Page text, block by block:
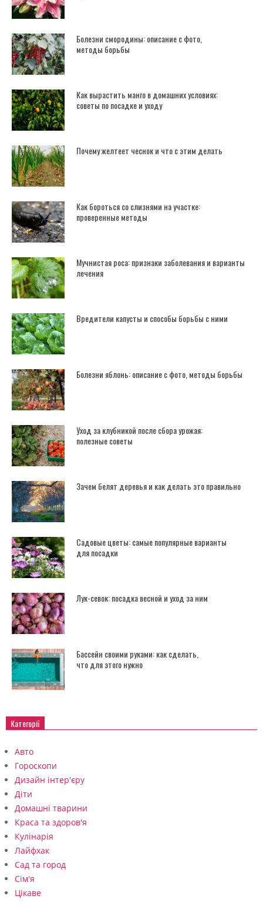
Болезни смородины: описание с фото,
методы борьбы
Как вырастить манго в домашних условиях:
советы по посадке и уходу
Почему желтеет чеснок и что с этим делать
Как бороться со слизнями на участке:
проверенные методы
Мучнистая роса: признаки заболевания и варианты
лечения
Вредители капусты и способы борьбы с ними
Болезни яблонь: описание с фото, методы борьбы
Уход за клубникой после сбора урожая:
полезные советы
Зачем белят деревья и как делать это правильно
Садовые цветы: самые популярные варианты
для посадки
Лук-севок: посадка весной и уход за ним
Бассейн своими руками: как сделать,
что для этого нужно
Категорії
Авто
Гороскопи
Дизайн інтер'єру
Діти
Домашні тварини
Краса та здоров'я
Кулінарія
Лайфхак
Сад та город
Сім'я
Цікаве